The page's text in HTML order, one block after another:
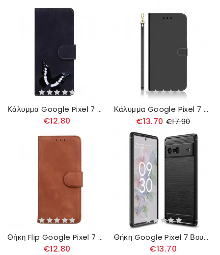
Κάλυμμα Google Pixel 7 Υπέροχη Πεταλούδα
€12.80
Κάλυμμα Google Pixel 7 Κάλυμμα Καθρέφτη Από Συνθετικό Δέρμα
€13.70 €17.90
Θήκη Flip Google Pixel 7 Απλό Δέρμα
€12.80
Θήκη Google Pixel 7 Βουρτσισμένη Ίνα Άνθρακα
€13.70